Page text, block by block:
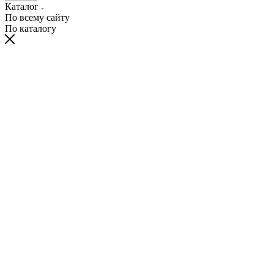
Каталог
По всему сайту
По каталогу